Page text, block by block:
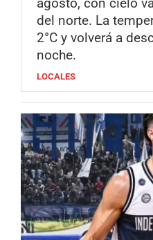
agosto, con cielo
del norte. La
2°C y volverá a
noche.
LOCALES